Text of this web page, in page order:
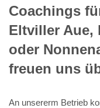
Coachings
Eltviller Aue,
oder
freuen uns
An unsererm Betrieb